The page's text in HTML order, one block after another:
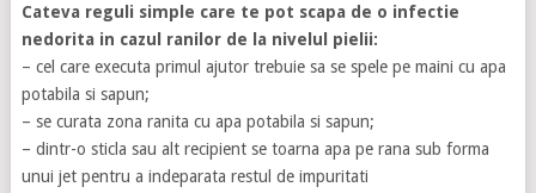
Cateva reguli simple care te pot scapa de o infectie
nedorita in cazul ranilor de la nivelul pielii:
– cel care executa primul ajutor trebuie sa se spele pe maini cu apa
potabila si sapun;
– se curata zona ranita cu apa potabila si sapun;
– dintr-o sticla sau alt recipient se toarna apa pe rana sub forma
unui jet pentru a indeparata restul de impuritati